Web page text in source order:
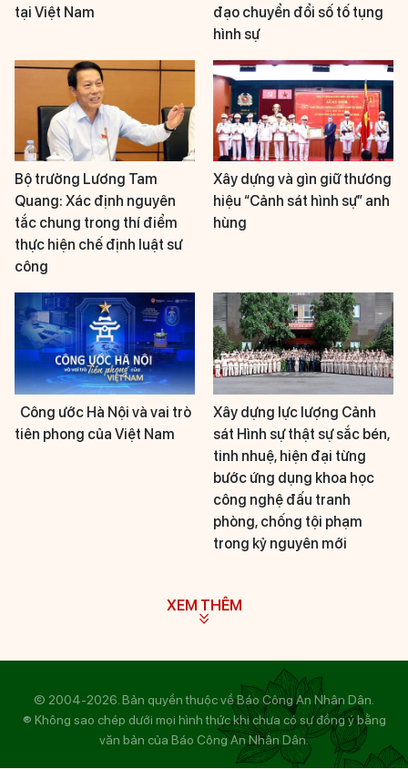
tại Việt Nam
đạo chuyển đổi số tố tụng
hình sự
Bộ trưởng Lương Tam
Quang: Xác định nguyên
tắc chung trong thí điểm
thực hiện chế định luật sư
công
Xây dựng và gìn giữ thương
hiệu “Cảnh sát hình sự” anh
hùng
Công ước Hà Nội và vai trò
tiên phong của Việt Nam
Xây dựng lực lượng Cảnh
sát Hình sự thật sự sắc bén,
tinh nhuệ, hiện đại từng
bước ứng dụng khoa học
công nghệ đấu tranh
phòng, chống tội phạm
trong kỷ nguyên mới
XEM THÊM
© 2004-2026. Bản quyền thuộc về Báo Công An Nhân Dân.
® Không sao chép dưới mọi hình thức khi chưa có sự đồng ý bằng
văn bản của Báo Công An Nhân Dân.